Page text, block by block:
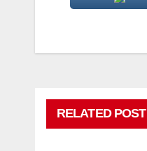
RELATED POST